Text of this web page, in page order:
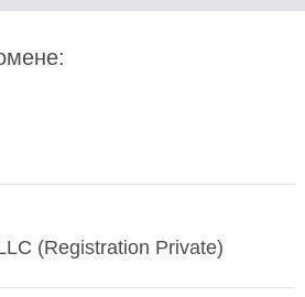
(Registration Private)